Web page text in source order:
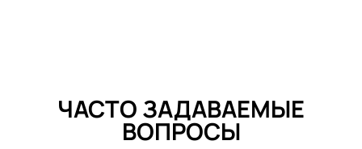
ЧАСТО ЗАДАВАЕМЫЕ
ВОПРОСЫ